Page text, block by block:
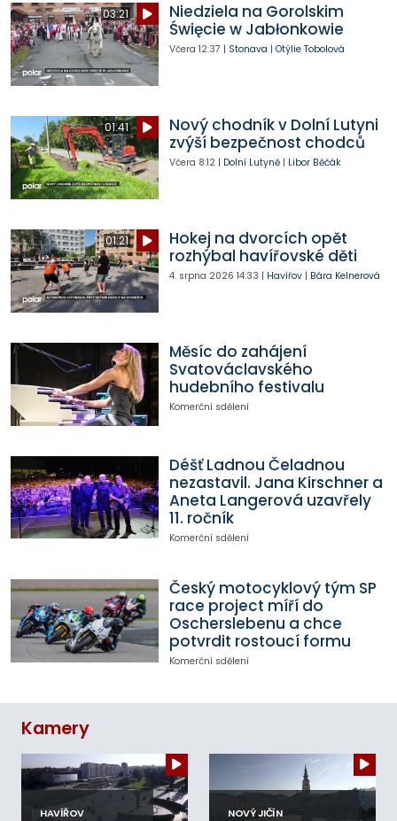
03:21
Niedziela na Gorolskim
Święcie w Jabłonkowie
Včera 12:37 | Stonava | Otýlie Tobolová
01:41
Nový chodník v Dolní Lutyni
zvýší bezpečnost chodců
Včera 8:12| Dolní Lutyně| Libor Běčák
01:21
Hokej na dvorcích opět
rozhýbal havířovské děti
4. srpna 2026 14:33 | Havířov| Bára Kelnerová
Měsíc do zahájení
Svatováclavského
hudebního festivalu
Komerční sdělení
Déšť Ladnou Čeladnou
nezastavil. Jana Kirschner a
Aneta Langerová uzavřely
11. ročník
Komerční sdělení
Český motocyklový tým SP
race project míří do
Oscherslebenu a chce
potvrdit rostoucí formu
Komerční sdělení
Kamery
HAVÍŘOV NOVÝ JIČÍN